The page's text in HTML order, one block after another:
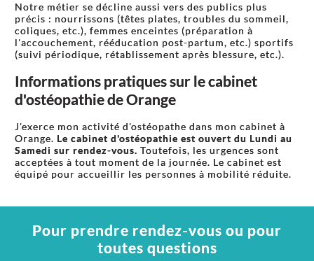
Notre métier se décline aussi vers des publics plus
précis : nourrissons (têtes plates, troubles du sommeil,
coliques, etc.), femmes enceintes (préparation à
l'accouchement, rééducation post-partum, etc.) sportifs
(suivi périodique, rétablissement après blessure, etc.).
Informations pratiques sur le cabinet
d'ostéopathie de Orange
J'exerce mon activité d'ostéopathe dans mon cabinet à
Orange. Le cabinet d'ostéopathie est ouvert du Lundi au
Samedi sur rendez-vous. Toutefois, les urgences sont
acceptées à tout moment de la journée. Le cabinet est
équipé pour accueillir les personnes à mobilité réduite.
Pour prendre rendez-vous ou pour
toutes questions